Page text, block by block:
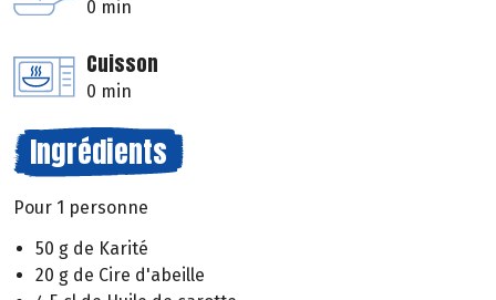
0 min
Cuisson
0 min
Ingrédients
Pour 1 personne
50 g de Karité
20 g de Cire d'abeille